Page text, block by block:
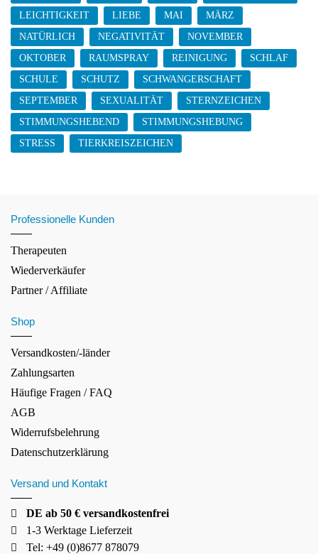
LEICHTIGKEIT
LIEBE MAI
MÄRZ
NATÜRLICH
NEGATIVITÄT
NOVEMBER
OKTOBER
RAUMSPRAY REINIGUNG
SCHLAF
SCHULE
SCHUTZ
SCHWANGERSCHAFT
SEPTEMBER
SEXUALITÄT
STERNZEICHEN
STIMMUNGSHEBEND
STIMMUNGSHEBUNG
STRESS
TIERKREISZEICHEN
Professionelle Kunden
Therapeuten
Wiederverkäufer
Partner / Affiliate
Shop
Versandkosten/-länder
Zahlungsarten
Häufige Fragen / FAQ
AGB
Widerrufsbelehrung
Datenschutzerklärung
Versand und Kontakt
DE ab 50 € versandkostenfrei
1-3 Werktage Lieferzeit
Tel: +49 (0)8677 878079